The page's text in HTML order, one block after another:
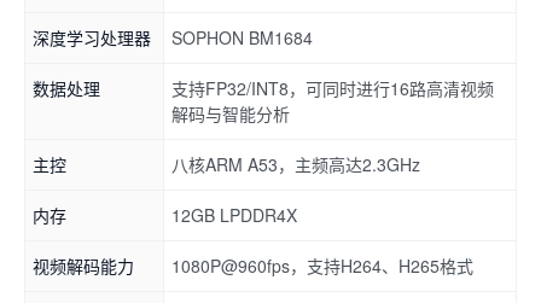
深度学习处理器 SOPHON BM1684
数据处理
支持FP32/INT8，可同时进行16路高清视频
解码与智能分析
主控 八核ARM A53，主频高达2.3GHz
内存 12GB LPDDR4X
视频解码能力 1080P@960fps，支持H264、H265格式